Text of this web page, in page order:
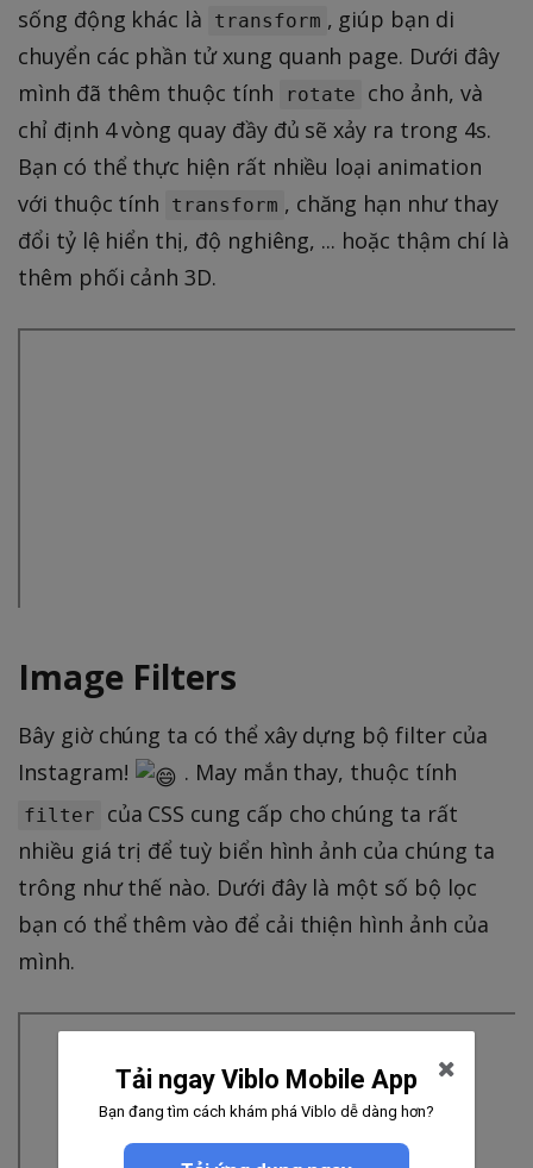
sống động khác là
transform , giúp bạn di
chuyển các phần tử xung quanh page. Dưới đây
mình đã thêm thuộc tính
rotate
cho ảnh, và
chỉ định 4 vòng quay đầy đủ sẽ xảy ra trong 4s.
Bạn có thể thực hiện rất nhiều loại animation
với thuộc tính
transform , chăng hạn như thay
đổi tỷ lệ hiển thị, độ nghiêng, ... hoặc thậm chí là
thêm phối cảnh 3D.
Image Filters
Bây giờ chúng ta có thể xây dựng bộ filter của
Instagram!
. May mắn thay, thuộc tính
filter
của CSS cung cấp cho chúng ta rất
nhiều giá trị để tuỳ biển hình ảnh của chúng ta
trông như thế nào. Dưới đây là một số bộ lọc
bạn có thể thêm vào để cải thiện hình ảnh của
mình.
Tải ngay Viblo Mobile App
Bạn đang tìm cách khám phá Viblo dễ dàng hơn?